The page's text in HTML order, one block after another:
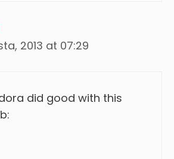
2013 at 07:29
did good with this